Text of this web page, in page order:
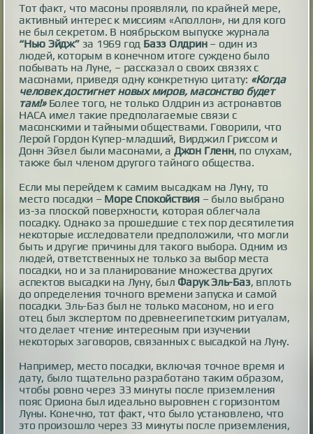
Тот факт, что масоны проявляли, по крайней мере,
активный интерес к миссиям «Аполлон», ни для кого
не был секретом. В ноябрьском выпуске журнала
“Нью Эйдж”за 1969 год Базз Олдрин– один из
людей, которым в конечном итоге суждено было
побывать на Луне, – рассказал о своих связях с
масонами, приведя одну конкретную цитату: «Когда
человек достигнет новых миров, масонство будет
там!»Более того, не только Олдрин из астронавтов
НАСА имел такие предполагаемые связи с
масонскими и тайными обществами. Говорили, что
Лерой Гордон Купер-младший, Вирджил Гриссом и
Донн Эйзел были масонами, а Джон Гленн, по слухам,
также был членом другого тайного общества.
Если мы перейдем к самим высадкам на Луну, то
место посадки – Море Спокойствия– было выбрано
из-за плоской поверхности, которая облегчала
посадку. Однако за прошедшие с тех пор десятилетия
некоторые исследователи предположили, что могли
быть и другие причины для такого выбора. Одним из
людей, ответственных не только за выбор места
посадки, но и за планирование множества других
аспектов высадки на Луну, был Фарук Эль-Баз, вплоть
до определения точного времени запуска и самой
посадки. Эль-Баз был не только масоном, но и его
отец был экспертом по древнеегипетским ритуалам,
что делает чтение интересным при изучении
некоторых заговоров, связанных с высадкой на Луну.
Например, место посадки, включая точное время и
дату, было тщательно разработано таким образом,
чтобы ровно через 33 минуты после приземления
пояс Ориона был идеально выровнен с горизонтом
Луны. Конечно, тот факт, что было установлено, что
это произошло через 33 минуты после приземления,